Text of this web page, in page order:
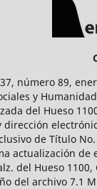
número 89,
y
del Hueso
de Título
actualización
del Hueso
del archivo 7.1